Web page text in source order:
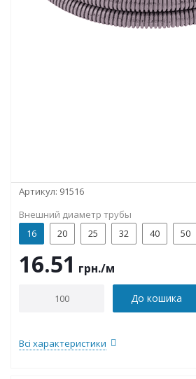
Артикул: 91516
Внешний диаметр трубы
16
20 25 32 40 50
16.51 грн./м
До кошика
Всі характеристики